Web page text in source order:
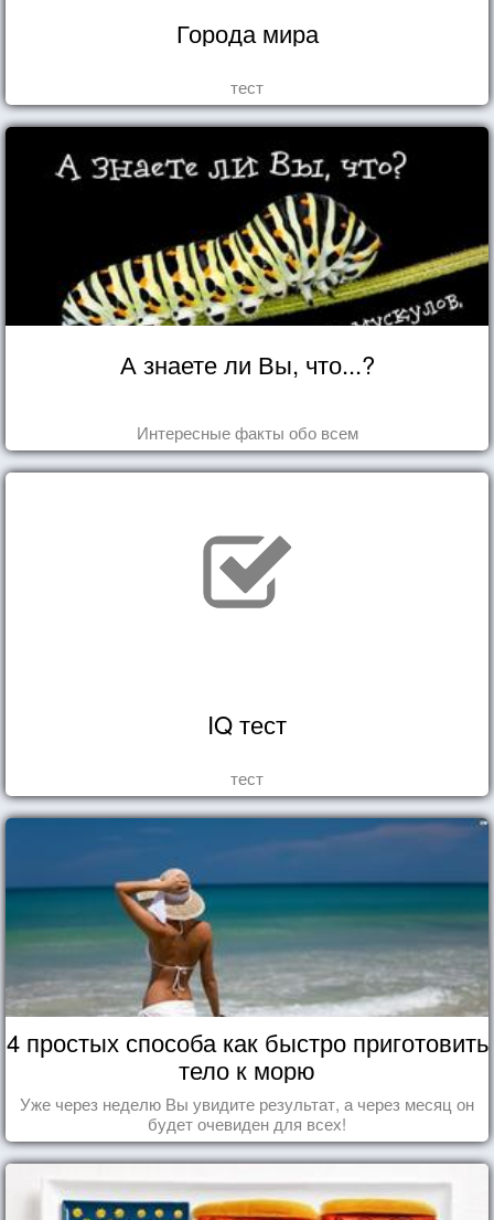
Города мира
тест
А знаете ли Вы, что...?
Интересные факты обо всем
IQ тест
тест
4 простых способа как быстро приготовить
тело к морю
Уже через неделю Вы увидите результат, а через месяц он
будет очевиден для всех!